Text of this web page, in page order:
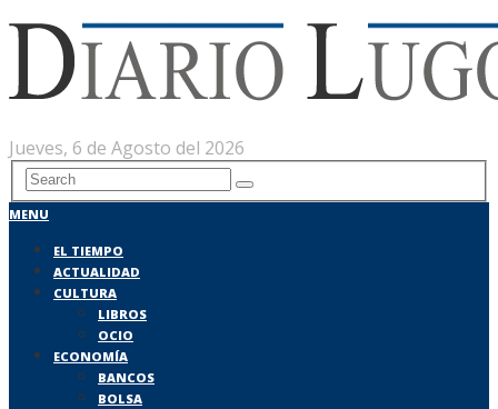
Jueves, 6 de Agosto del 2026
MENU
EL TIEMPO
ACTUALIDAD
CULTURA
LIBROS
OCIO
ECONOMÍA
BANCOS
BOLSA